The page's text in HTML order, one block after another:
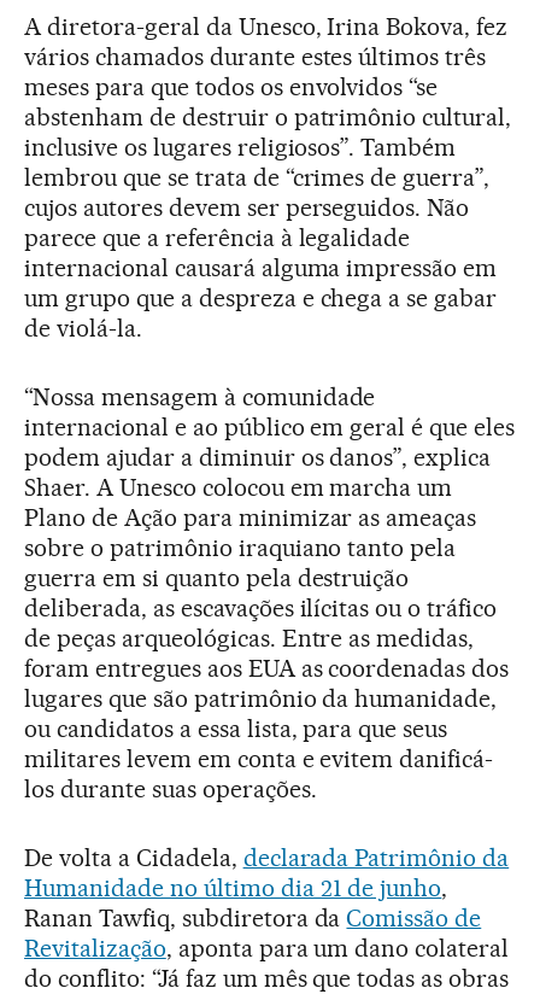
A diretora-geral da Unesco, Irina Bokova, fez
vários chamados durante estes últimos três
meses para que todos os envolvidos “se
abstenham de destruir o patrimônio cultural,
inclusive os lugares religiosos”. Também
lembrou que se trata de “crimes de guerra”,
cujos autores devem ser perseguidos. Não
parece que a referência à legalidade
internacional causará alguma impressão em
um grupo que a despreza e chega a se gabar
de violá-la.
“Nossa mensagem à comunidade
internacional e ao público em geral é que eles
podem ajudar a diminuir os danos”, explica
Shaer. A Unesco colocou em marcha um
Plano de Ação para minimizar as ameaças
sobre o patrimônio iraquiano tanto pela
guerra em si quanto pela destruição
deliberada, as escavações ilícitas ou o tráfico
de peças arqueológicas. Entre as medidas,
foram entregues aos EUA as coordenadas dos
lugares que são patrimônio da humanidade,
ou candidatos a essa lista, para que seus
militares levem em conta e evitem danificá-
los durante suas operações.
De volta a Cidadela, declarada Patrimônio da
Humanidade no último dia 21 de junho,
Ranan Tawfiq, subdiretora daComissão de
Revitalização, aponta para um dano colateral
do conflito: “Já faz um mês que todas as obras